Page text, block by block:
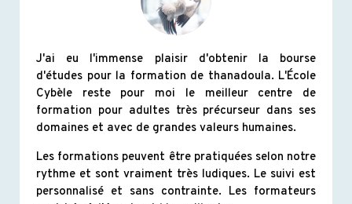
J'ai eu l'immense plaisir d'obtenir la bourse
d'études pour la formation de thanadoula. L'École
Cybèle reste pour moi le meilleur centre de
formation pour adultes très précurseur dans ses
domaines et avec de grandes valeurs humaines.
Les formations peuvent être pratiquées selon notre
rythme et sont vraiment très ludiques. Le suivi est
personnalisé et sans contrainte. Les formateurs